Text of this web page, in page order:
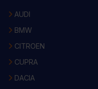
AUDI
BMW
CITROEN
CUPRA
DACIA